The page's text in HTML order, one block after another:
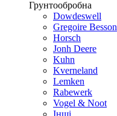
Грунтообробна
Dowdeswell
Gregoire Besson
Horsch
Jonh Deere
Kuhn
Kverneland
Lemken
Rabewerk
Vogel & Noot
Інші